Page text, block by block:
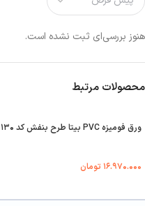
هنوز بررسی‌ای ثبت نشده است.
محصولات مرتبط
ورق فومیزه PVC بیتا طرح بنفش کد ۱۳۰
۱۶.۹۷۰.۰۰۰ تومان